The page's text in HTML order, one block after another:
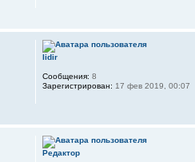
lidir
Сообщения: 8
Зарегистрирован: 17 фев 2019, 00:07
Редактор